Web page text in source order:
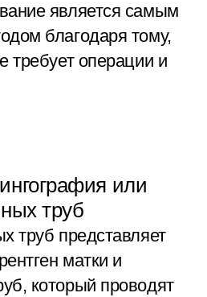
является самым
благодаря тому,
требует операции и
или
труб
труб представляет
матки и
который проводят